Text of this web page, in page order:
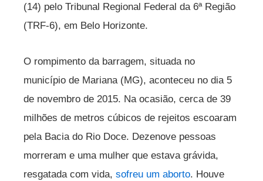
(14) pelo Tribunal Regional Federal da 6ª Região
(TRF-6), em Belo Horizonte.
O rompimento da barragem, situada no
município de Mariana (MG), aconteceu no dia 5
de novembro de 2015. Na ocasião, cerca de 39
milhões de metros cúbicos de rejeitos escoaram
pela Bacia do Rio Doce. Dezenove pessoas
morreram e uma mulher que estava grávida,
resgatada com vida, sofreu um aborto. Houve